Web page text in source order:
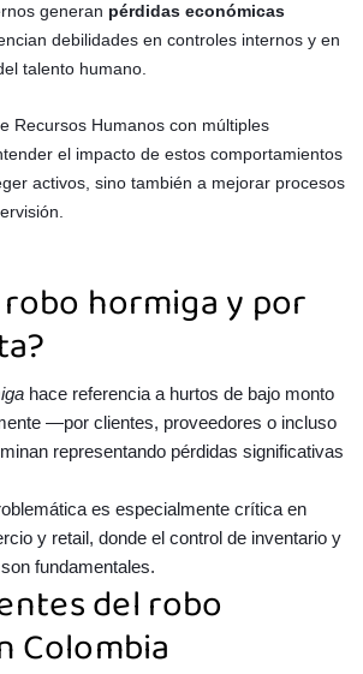
generan pérdidas económicas
debilidades en controles internos y en
talento humano.
Recursos Humanos con múltiples
el impacto de estos comportamientos
activos, sino también a mejorar procesos
robo hormiga y por
hace referencia a hurtos de bajo monto
—por clientes, proveedores o incluso
representando pérdidas significativas
es especialmente crítica en
y retail, donde el control de inventario y
fundamentales.
del robo
Colombia